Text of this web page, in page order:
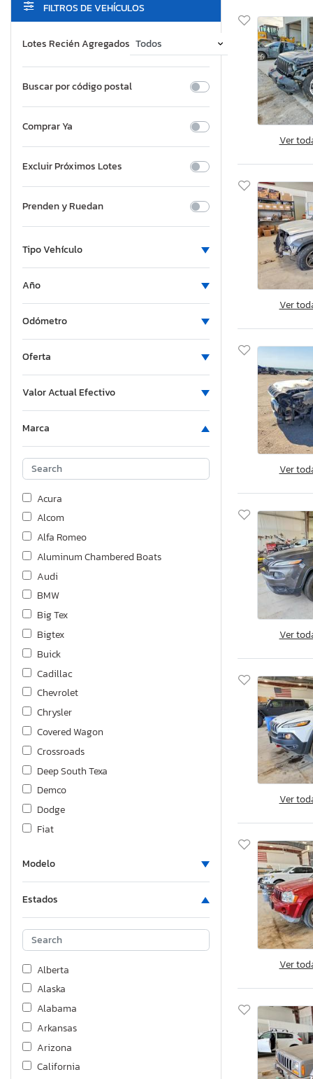
FILTROS DE VEHÍCULOS
Lotes Recién Agregados
Buscar por código postal
Comprar Ya
Excluir Próximos Lotes
Prenden y Ruedan
Tipo Vehículo
Año
Odómetro
Oferta
Valor Actual Efectivo
Marca
Acura
Alcom
Alfa Romeo
Aluminum Chambered Boats
Audi
BMW
Big Tex
Bigtex
Buick
Cadillac
Chevrolet
Chrysler
Covered Wagon
Crossroads
Deep South Texa
Demco
Dodge
Fiat
Ford
Frei
Freightliner
GMC
Great Dane
H
H & H
Harley-Davidson
Heartland
Hideout
Modelo
Estados
Alberta
Alaska
Alabama
Arkansas
Arizona
California
Ver
Ver
Ver
Ver
Ver
Ver